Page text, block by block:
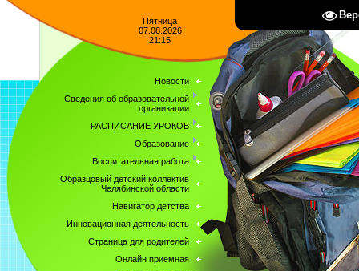
Пятница
07.08.2026
21:15
Новости
Сведения об образовательной
организации
РАСПИСАНИЕ УРОКОВ
Образование
Воспитательная работа
Образцовый детский коллектив
Челябинской области
Навигатор детства
Инновационная деятельность
Страница для родителей
Онлайн приемная